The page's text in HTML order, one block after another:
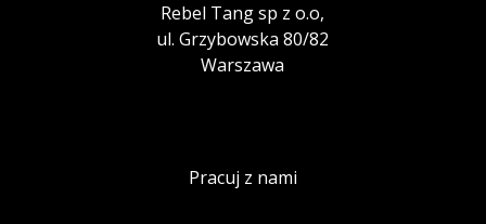
Rebel Tang sp z o.o,
ul. Grzybowska 80/82
Warszawa
Pracuj z nami